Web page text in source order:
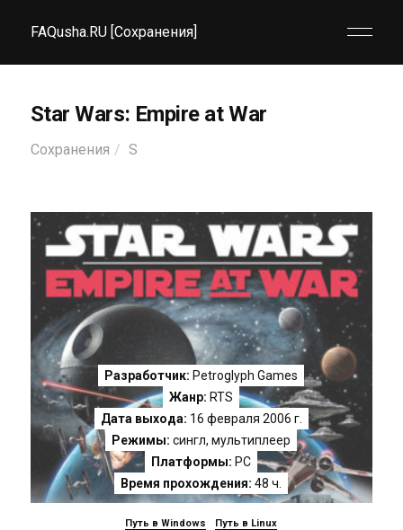
FAQusha.RU [Сохранения]
Star Wars: Empire at War
Сохранения S
Разработчик: Petroglyph Games
Жанр: RTS
Дата выхода: 16 февраля 2006 г.
Режимы: сингл, мультиплеер
Платформы: PC
Время прохождения: 48 ч.
Путь в Windows Путь в Linux